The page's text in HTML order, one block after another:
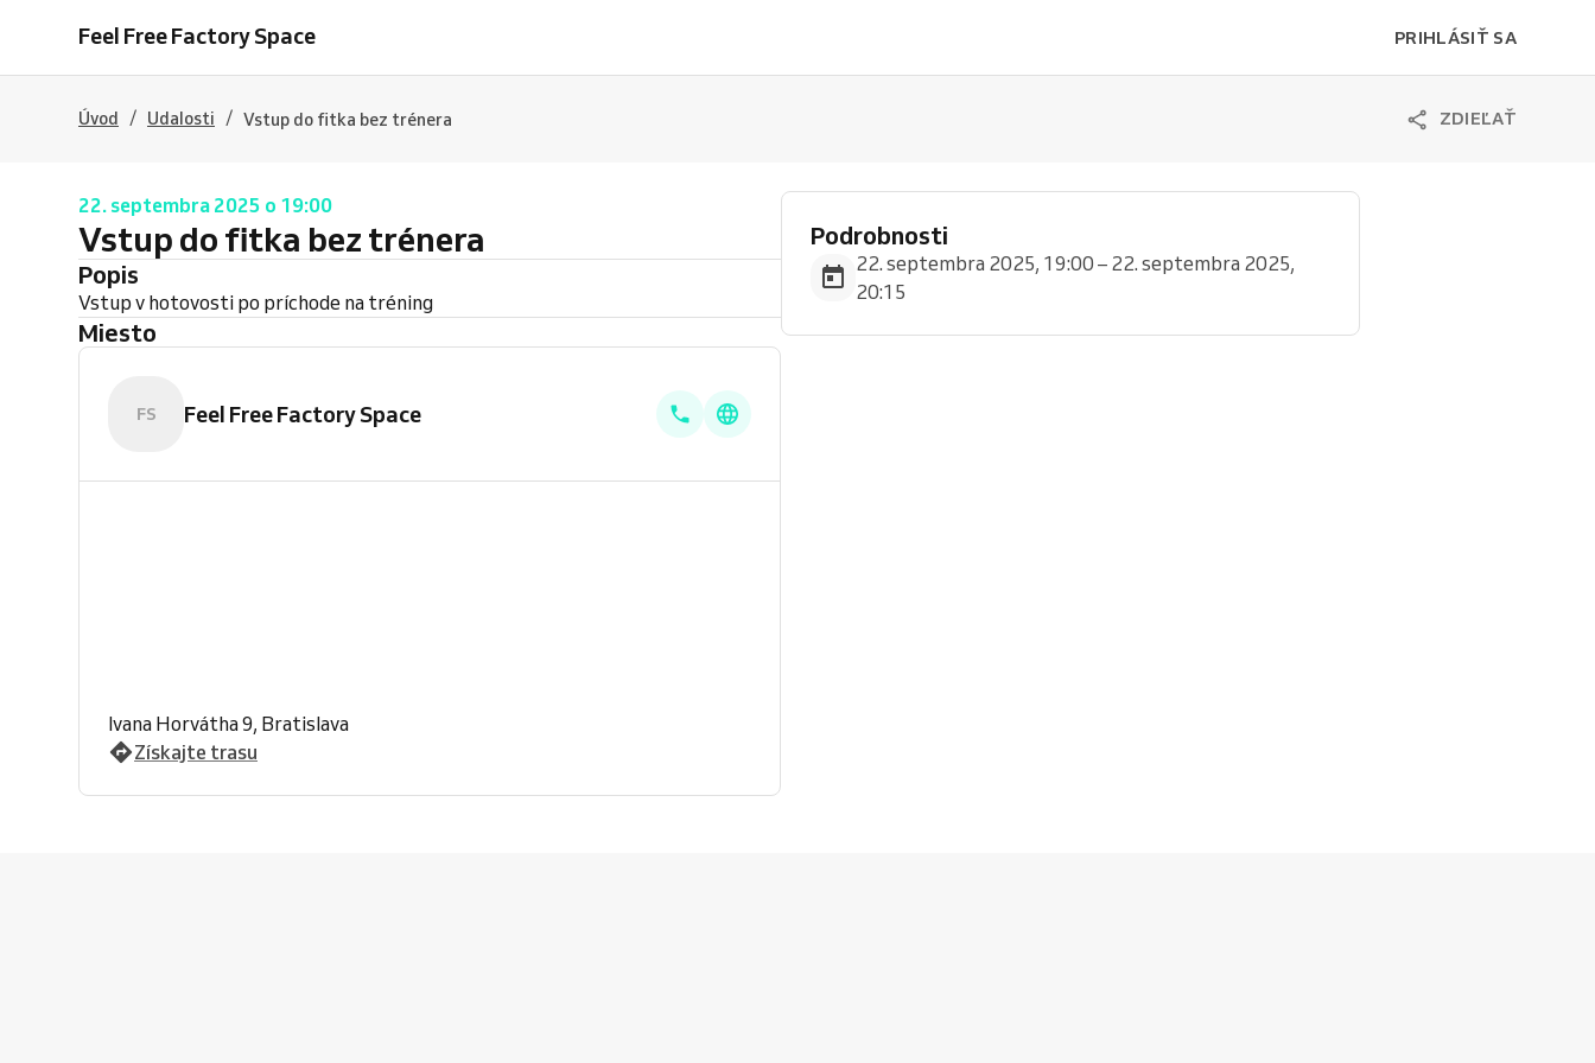
Feel Free Factory Space PRIHLÁSIŤ SA
Úvod / Udalosti / Vstup do fitka bez trénera ZDIEĽAŤ
22. septembra 2025 o 19:00
Vstup do fitka bez trénera
Popis
Vstup v hotovosti po príchode na tréning
Miesto
FS Feel Free Factory Space
Ivana Horvátha 9, Bratislava
Získajte trasu
Podrobnosti
22. septembra 2025, 19:00 – 22. septembra 2025,
20:15